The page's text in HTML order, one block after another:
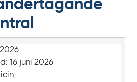
16 juni 2026